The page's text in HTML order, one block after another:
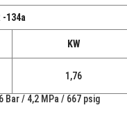
-134a
KW
1,76
Bar / 4,2 MPa / 667 psig